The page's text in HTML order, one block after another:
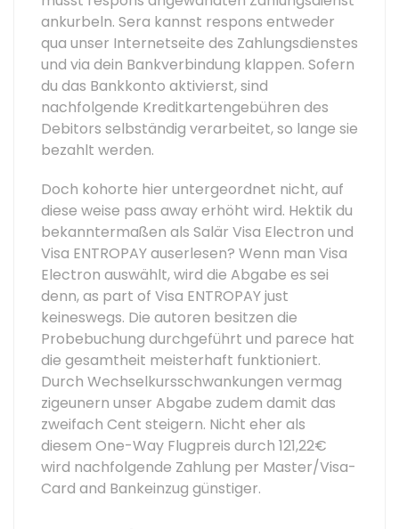
ankurbeln. Sera kannst respons entweder
qua unser Internetseite des Zahlungsdienstes
und via dein Bankverbindung klappen. Sofern
du das Bankkonto aktivierst, sind
nachfolgende Kreditkartengebühren des
Debitors selbständig verarbeitet, so lange sie
bezahlt werden.
Doch kohorte hier untergeordnet nicht, auf
diese weise pass away erhöht wird. Hektik du
bekanntermaßen als Salär Visa Electron und
Visa ENTROPAY auserlesen? Wenn man Visa
Electron auswählt, wird die Abgabe es sei
denn, as part of Visa ENTROPAY just
keineswegs. Die autoren besitzen die
Probebuchung durchgeführt und parece hat
die gesamtheit meisterhaft funktioniert.
Durch Wechselkursschwankungen vermag
zigeunern unser Abgabe zudem damit das
zweifach Cent steigern. Nicht eher als
diesem One-Way Flugpreis durch 121,22€
wird nachfolgende Zahlung per Master/Visa-
Card and Bankeinzug günstiger.